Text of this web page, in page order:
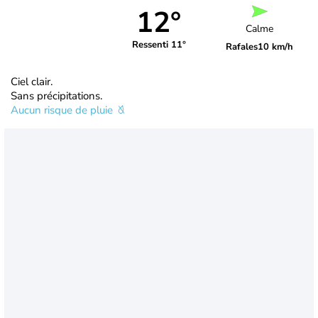
12°
Ressenti 11°
Calme
Rafales10 km/h
Ciel clair.
Sans précipitations.
Aucun risque de pluie